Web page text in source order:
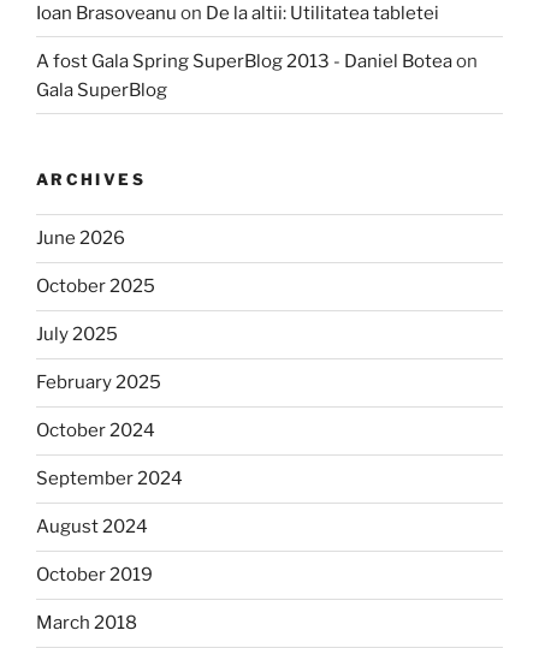
Ioan Brasoveanu on De la altii: Utilitatea tabletei
A fost Gala Spring SuperBlog 2013 - Daniel Boteaon
Gala SuperBlog
ARCHIVES
June 2026
October 2025
July 2025
February 2025
October 2024
September 2024
August 2024
October 2019
March 2018